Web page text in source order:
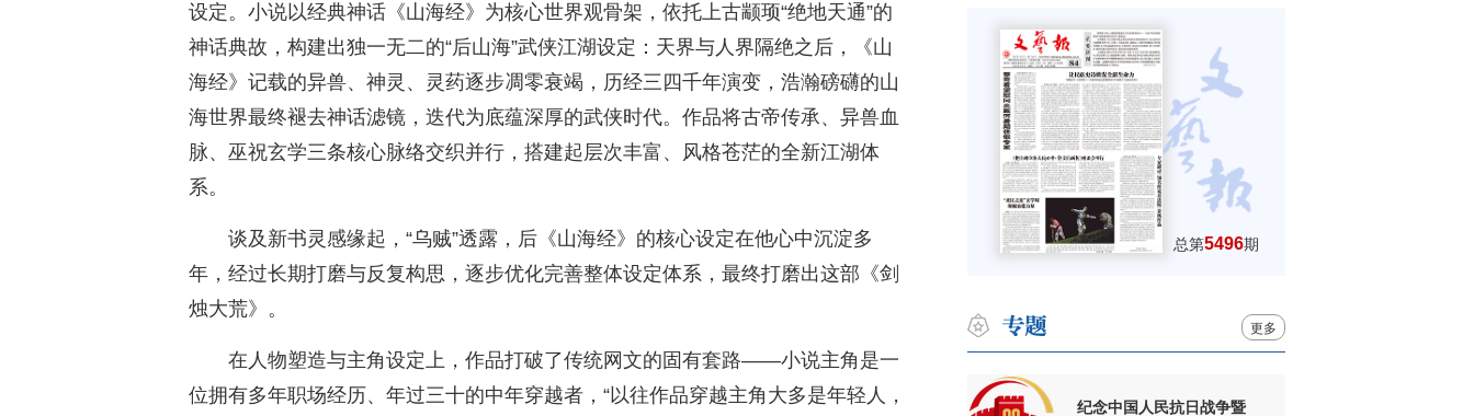
设定。小说以经典神话《山海经》为核心世界观骨架，依托上古颛顼“绝地天通”的
神话典故，构建出独一无二的“后山海”武侠江湖设定：天界与人界隔绝之后，《山
海经》记载的异兽、神灵、灵药逐步凋零衰竭，历经三四千年演变，浩瀚磅礴的山
海世界最终褪去神话滤镜，迭代为底蕴深厚的武侠时代。作品将古帝传承、异兽血
脉、巫祝玄学三条核心脉络交织并行，搭建起层次丰富、风格苍茫的全新江湖体
系。
谈及新书灵感缘起，“乌贼”透露，后《山海经》的核心设定在他心中沉淀多
年，经过长期打磨与反复构思，逐步优化完善整体设定体系，最终打磨出这部《剑
烛大荒》。
在人物塑造与主角设定上，作品打破了传统网文的固有套路——小说主角是一
位拥有多年职场经历、年过三十的中年穿越者，“以往作品穿越主角大多是年轻人，
总第5496期
更多
纪念中国人民抗日战争暨